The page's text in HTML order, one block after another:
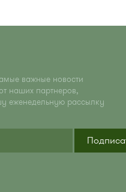
важные новости
наших партнеров,
еженедельную рассылку